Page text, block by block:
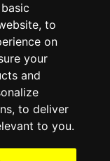
, to
on
your
and
, to deliver
to you.